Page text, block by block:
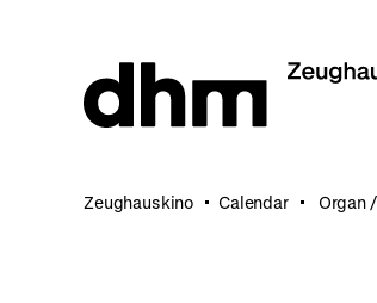
Zeughauskino Calendar Organ